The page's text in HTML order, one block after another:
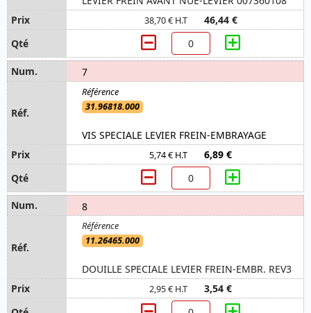
38,70 € H.T 46,44 €
7
31.96818.000
VIS SPECIALE LEVIER FREIN-EMBRAYAGE
5,74 € H.T 6,89 €
8
11.26465.000
DOUILLE SPECIALE LEVIER FREIN-EMBR. REV3
2,95 € H.T 3,54 €